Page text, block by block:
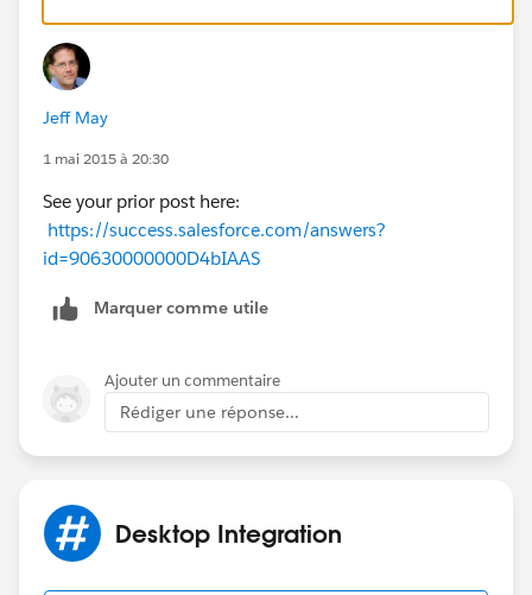
Jeff May
1 mai 2015 à 20:30
See your prior post here:
https://success.salesforce.com/answers?
id=90630000000D4bIAAS
Marquer comme utile
Ajouter un commentaire
Rédiger une réponse...
Desktop Integration